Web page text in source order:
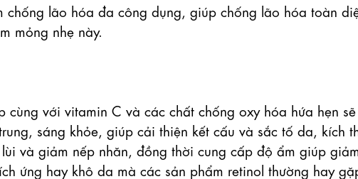
chống lão hóa đa công dụng, giúp chống lão hóa toàn
mỏng nhẹ này.
cùng với vitamin C và các chất chống oxy hóa hứa hẹn sẽ
sáng khỏe, giúp cải thiện kết cấu và sắc tố da, kích
và giảm nếp nhăn, đồng thời cung cấp độ ẩm giúp
ứng hay khô da mà các sản phẩm retinol thường hay